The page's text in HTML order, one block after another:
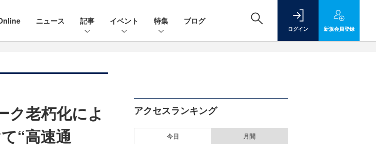
ニュース 記事 イベント 特集 ブログ
ログイン 新規会員登録
ク老朽化によ
“高速通
アクセスランキング
今日 月間